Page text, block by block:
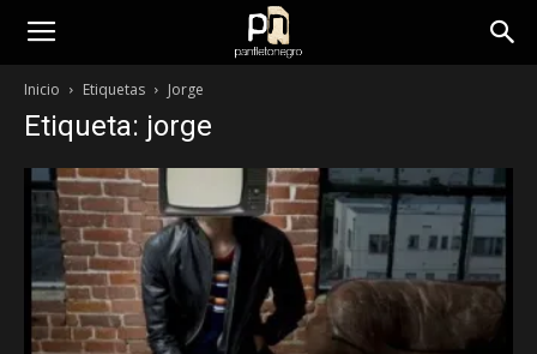
panfletonegro
Inicio Etiquetas Jorge
Etiqueta: jorge